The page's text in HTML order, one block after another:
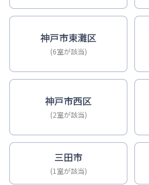
神戸市東灘区
(6室が該当)
神戸市西区
(2室が該当)
三田市
(1室が該当)